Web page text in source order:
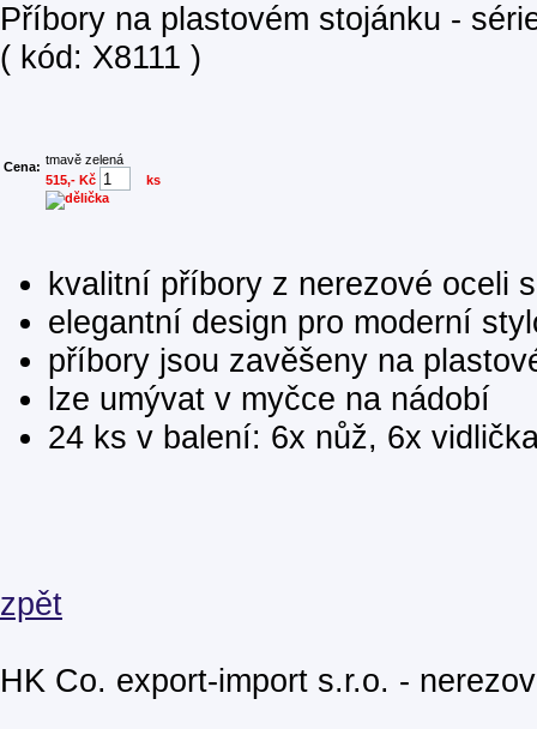
Příbory na plastovém stojánku -
( kód: X8111 )
Cena: tmavě zelená
515,- Kč
ks
kvalitní příbory z nerezové oceli
elegantní design pro moderní
příbory jsou zavěšeny na
lze umývat v myčce na nádobí
24 ks v balení: 6x nůž, 6x
zpět
HK Co. export-import s.r.o. -